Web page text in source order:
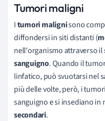
Tumori maligni
Itumori malignisono
diffondersi in siti distanti (
nell'organismo attraverso il
sanguigno. Quando il
linfatico, può svuotarsi nel
più delle volte, però, i
sanguigno e si insediano
secondari.